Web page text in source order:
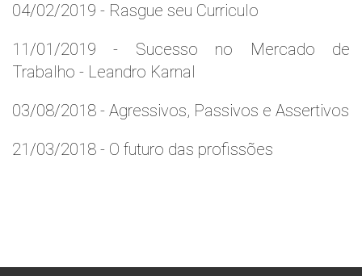
04/02/2019 - Rasgue seu Curriculo
11/01/2019 - Sucesso no Mercado de
Trabalho - Leandro Karnal
03/08/2018 - Agressivos, Passivos e Assertivos
21/03/2018 - O futuro das profissões